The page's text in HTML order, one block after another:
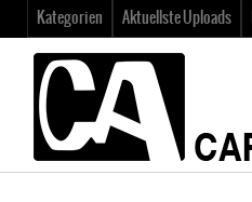
Kategorien Aktuellste Uploads